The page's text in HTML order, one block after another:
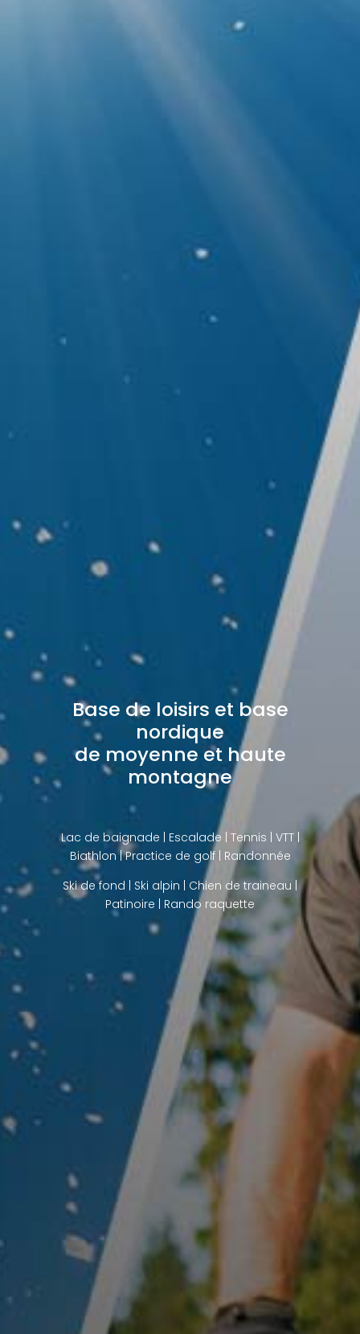
Base de loisirs et base
nordique
de moyenne et haute
montagne
Lac de baignade | Escalade | Tennis | VTT |
Biathlon |Practice de golf| Randonnée
Ski de fond | Ski alpin | Chien de traineau |
Patinoire | Rando raquette